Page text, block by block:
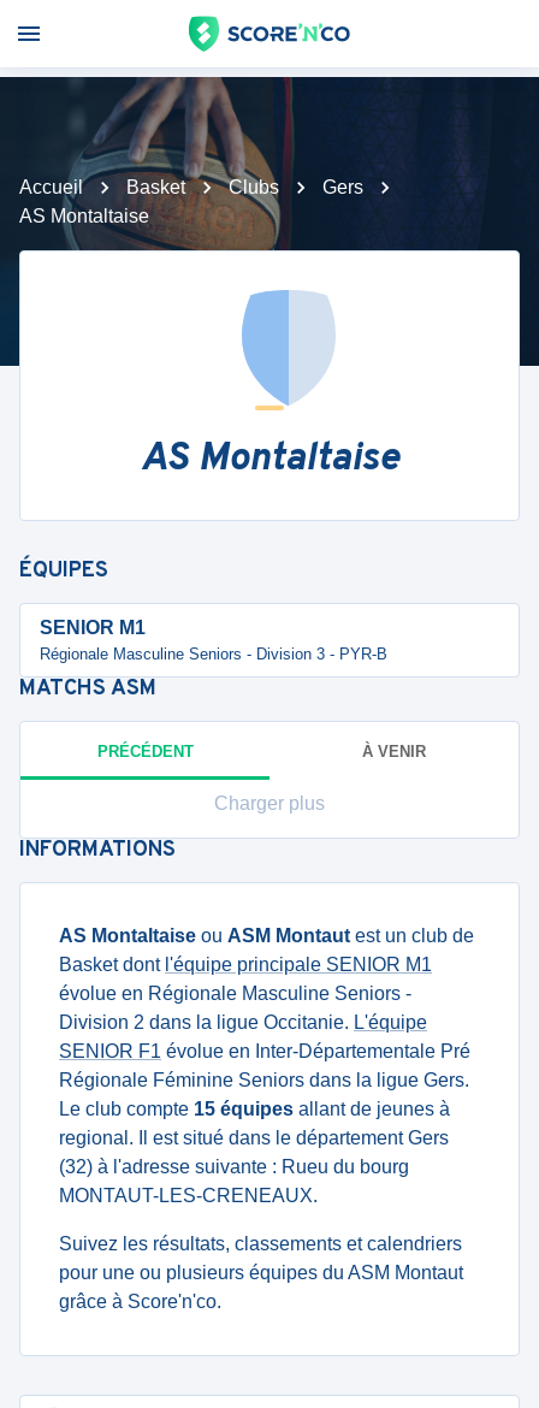
Accueil Basket Clubs
Gers
AS Montaltaise
AS Montaltaise
ÉQUIPES
SENIOR M1
Régionale Masculine Seniors - Division 3 - PYR-B
MATCHS ASM
PRÉCÉDENT À VENIR
Charger plus
INFORMATIONS
AS Montaltaise ou ASM Montaut est un club de
Basket dont l'équipe principale SENIOR M1
évolue en Régionale Masculine Seniors -
Division 2 dans la ligue Occitanie. L'équipe
SENIOR F1 évolue en Inter-Départementale Pré
Régionale Féminine Seniors dans la ligue Gers.
Le club compte 15 équipes allant de jeunes à
regional. Il est situé dans le département Gers
(32) à l'adresse suivante : Rueu du bourg
MONTAUT-LES-CRENEAUX.
Suivez les résultats, classements et calendriers
pour une ou plusieurs équipes du ASM Montaut
grâce à Score'n'co.